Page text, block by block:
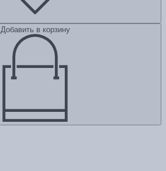
Добавить в корзину